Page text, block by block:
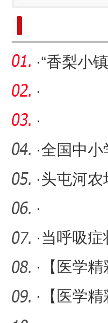
·“香梨小
战赛将于4
·
·
·全国中小
日：安全
守护
·头屯河农
锋故事 做
·
·当呼吸症
援疆专家
·
【医学
专家提醒
·
【医学